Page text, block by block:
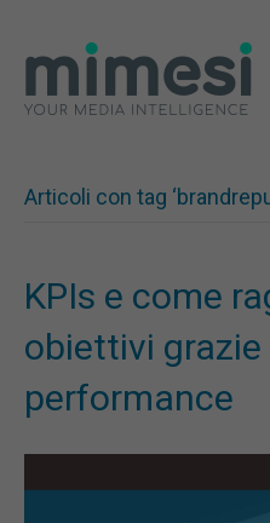
Articoli con tag
KPIs e come
obiettivi
performance